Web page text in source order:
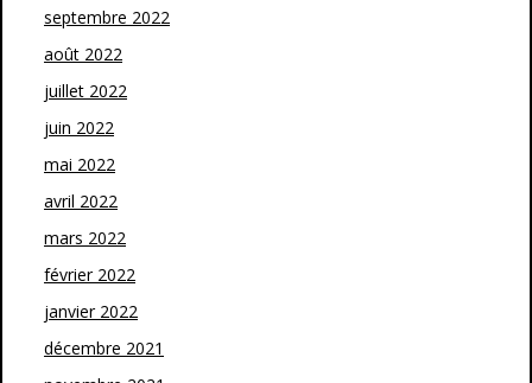
septembre 2022
août 2022
juillet 2022
juin 2022
mai 2022
avril 2022
mars 2022
février 2022
janvier 2022
décembre 2021